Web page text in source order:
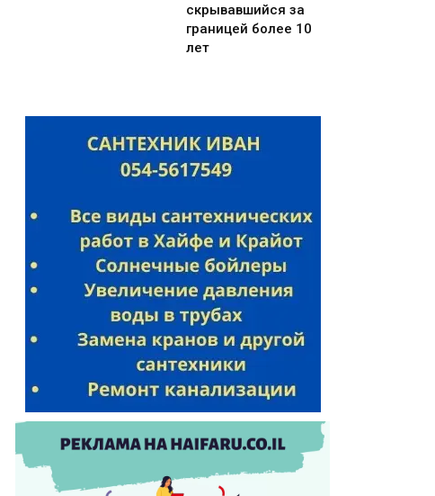
скрывавшийся за
границей более 10
лет